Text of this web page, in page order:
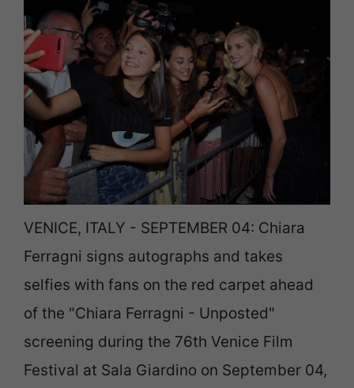
VENICE, ITALY - SEPTEMBER 04: Chiara
Ferragni signs autographs and takes
selfies with fans on the red carpet ahead
of the "Chiara Ferragni - Unposted"
screening during the 76th Venice Film
Festival at Sala Giardino on September 04,